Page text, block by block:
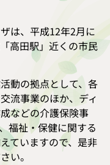
は、平成12年2月に
高田駅」近くの市民
動の拠点として、各
流事業のほか、ディ
などの介護保険事
福祉・保健に関する
ていますので、是非
い。